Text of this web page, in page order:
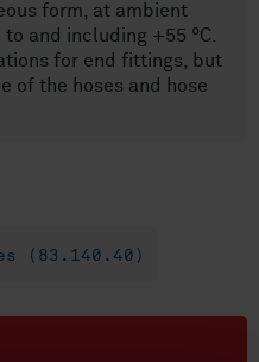
form, at ambient
and including +55 °C.
for end fittings, but
of the hoses and hose
(83.140.40)